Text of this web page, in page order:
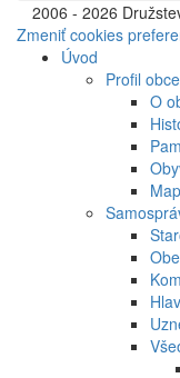
2006 - 2026
Zmeniť cookies
Úvod
Profil obce
O